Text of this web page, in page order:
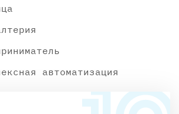
автоматизация